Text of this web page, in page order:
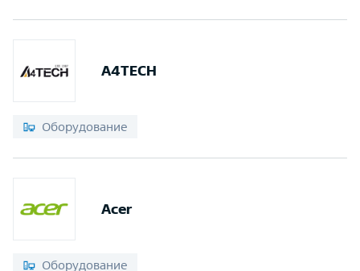
A4TECH
Оборудование
Acer
Оборудование